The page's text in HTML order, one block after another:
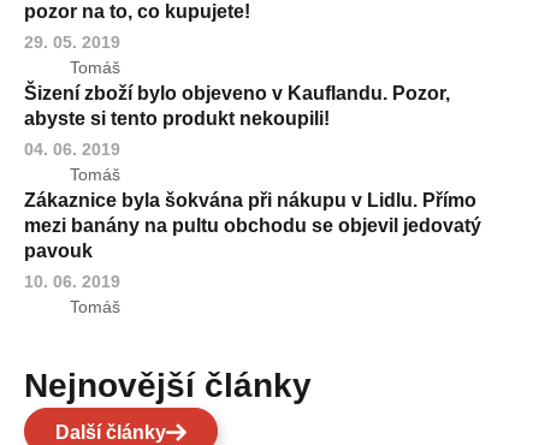
pozor na to, co kupujete!
29. 05. 2019
Tomáš
Šizení zboží bylo objeveno v Kauflandu. Pozor,
abyste si tento produkt nekoupili!
04. 06. 2019
Tomáš
Zákaznice byla šokvána při nákupu v Lidlu. Přímo
mezi banány na pultu obchodu se objevil jedovatý
pavouk
10. 06. 2019
Tomáš
Nejnovější články
Další články